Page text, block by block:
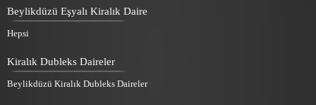
Beylikdüzü Eşyalı Kiralık Daire
Hepsi
Kiralık Dubleks Daireler
Beylikdüzü Kiralık Dubleks Daireler